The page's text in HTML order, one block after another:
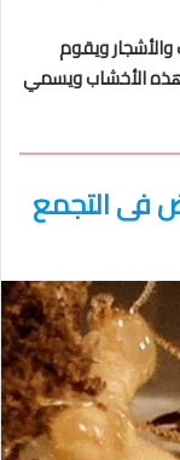
والأشجار ويقوم
هذه الأخشاب ويسمي
فى التجمع